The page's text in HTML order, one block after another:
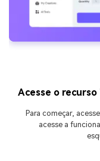
Acesse o
Para começar,
acesse a